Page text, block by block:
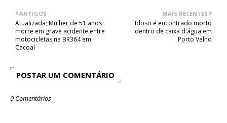
MAIS RECENTES
Idoso é encontrado morto
dentro de caixa d'água em
Porto Velho
ANTIGOS
Atualizada; Mulher de 51 anos
morre em grave acidente entre
motocicletas na BR364 em
Cacoal
POSTAR UM COMENTÁRIO
0 Comentários